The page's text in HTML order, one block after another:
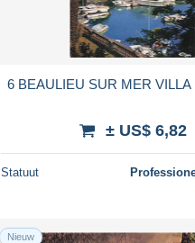
6 BEAULIEU SUR MER
± US$ 6,82
Statuut
Nieuw